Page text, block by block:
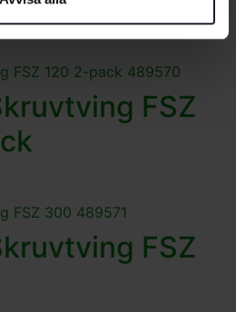
FSZ
FSZ